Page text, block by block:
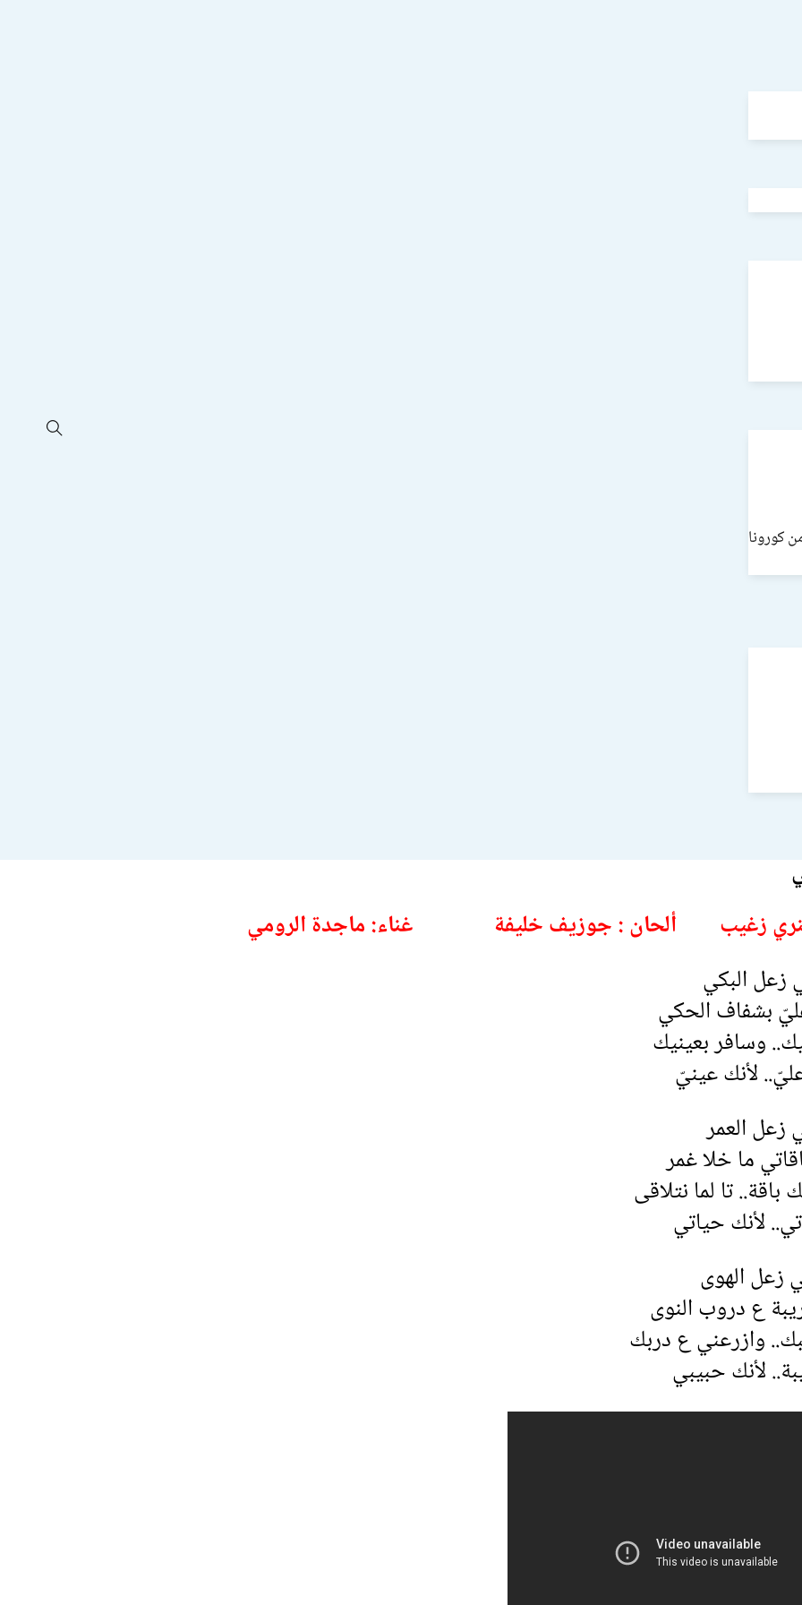
زغيب ألحان : جوزيف خليفة غناء: ماجدة الرومي
زعل البكي
بشفاف الحكي
وسافر بعينيك
لأنك عينيّ
زعل العمر
ما خلا غمر
تا لما نتلاقى
لأنك حياتي
زعل الهوى
ع دروب النوى
وازرعني ع دربك
لأنك حبيبي